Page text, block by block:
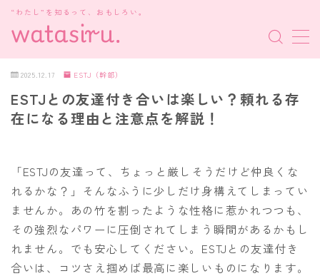
“わたし”を知るって、おもしろい。
MENU
MBTI診断
新着記事
2025.12.17 ESTJ（幹部）
ESTJとの友達付き合いは楽しい？頼れる存
在になる理由と注意点を解説！
「ESTJの友達って、ちょっと厳しそうだけど仲良くな
れるかな？」そんなふうに少しだけ身構えてしまってい
ませんか。あの竹を割ったような性格に惹かれつつも、
その強烈なパワーに圧倒されてしまう瞬間があるかもし
れません。でも安心してください。ESTJとの友達付き
合いは、コツさえ掴めば最高に楽しいものになります。